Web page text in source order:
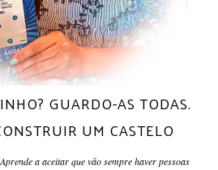
GUARDO-AS TODAS.
UM CASTELO
a aceitar que vão sempre haver pessoas